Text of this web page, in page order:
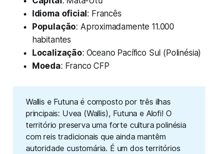
Idioma oficial: Francês
População: Aproximadamente 11.000
habitantes
Localização: Oceano Pacífico Sul (Polinésia)
Moeda: Franco CFP
Wallis e Futuna é composto por três ilhas
principais: Uvea (Wallis), Futuna e Alofi! O
território preserva uma forte cultura polinésia
com reis tradicionais que ainda mantêm
autoridade customária. É um dos territórios